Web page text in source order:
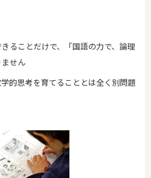
きることだけで、「国語の力で、論理
せん
的思考を育てることとは全く別問題